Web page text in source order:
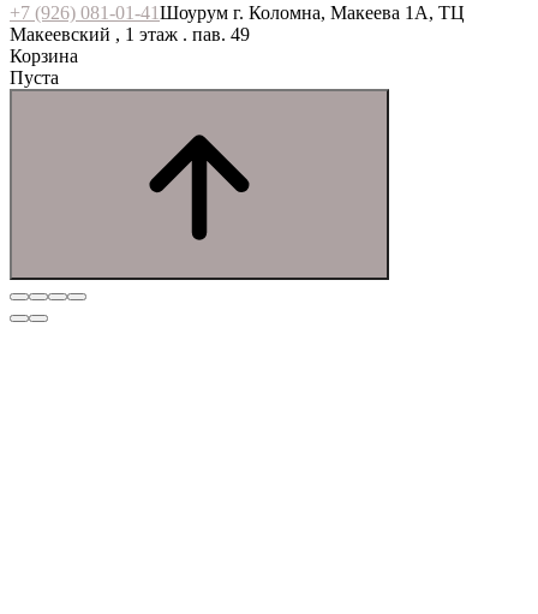
+7 (926) 081-01-41Шоурум г. Коломна, Макеева 1А, ТЦ
Макеевский , 1 этаж . пав. 49
Корзина
Пуста